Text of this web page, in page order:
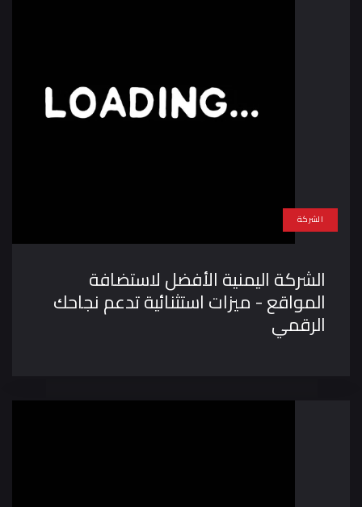
الشركة
الشركة اليمنية الأفضل لاستضافة
المواقع - ميزات استثنائية تدعم نجاحك
الرقمي